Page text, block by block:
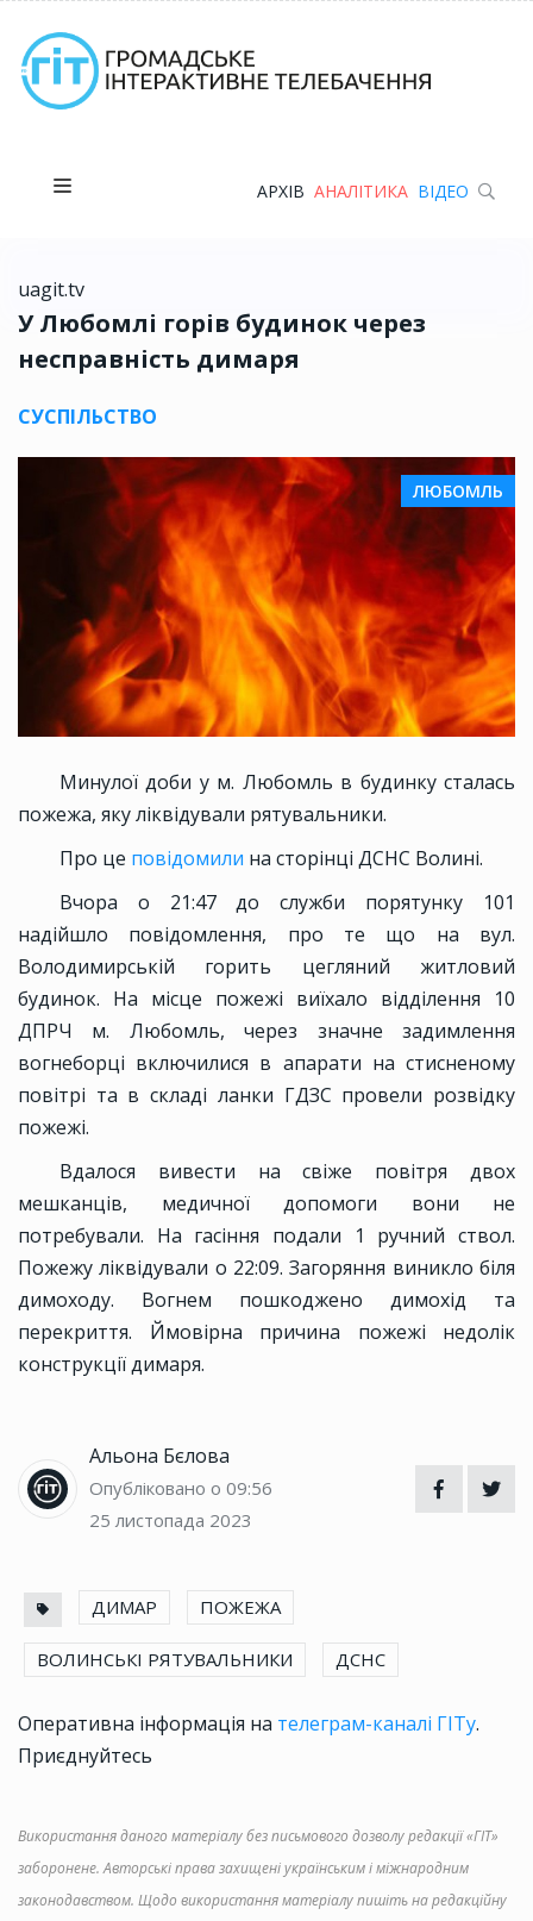
АРХІВ АНАЛІТИКА ВІДЕО
uagit.tv
У Любомлі горів будинок через
несправність димаря
СУСПІЛЬСТВО
ЛЮБОМЛЬ
Минулої доби у м. Любомль в будинку сталась
пожежа, яку ліквідували рятувальники.
Про це повідомили на сторінці ДСНС Волині.
Вчора о 21:47 до служби порятунку 101
надійшло повідомлення, про те що на вул.
Володимирській горить цегляний житловий
будинок. На місце пожежі виїхало відділення 10
ДПРЧ м. Любомль, через значне задимлення
вогнеборці включилися в апарати на стисненому
повітрі та в складі ланки ГДЗС провели розвідку
пожежі.
Вдалося вивести на свіже повітря двох
мешканців, медичної допомоги вони не
потребували. На гасіння подали 1 ручний ствол.
Пожежу ліквідували о 22:09. Загоряння виникло біля
димоходу. Вогнем пошкоджено димохід та
перекриття. Ймовірна причина пожежі недолік
конструкції димаря.
Альона Бєлова
Опубліковано о 09:56
25 листопада 2023
ДИМАР ПОЖЕЖА
ВОЛИНСЬКІ РЯТУВАЛЬНИКИ ДСНС
Оперативна інформація на телеграм-каналі ГІТу.
Приєднуйтесь
Використання даного матеріалу без письмового дозволу редакції «ГІТ»
заборонене. Авторські права захищені українським і міжнародним
законодавством. Щодо використання матеріалу пишіть на редакційну